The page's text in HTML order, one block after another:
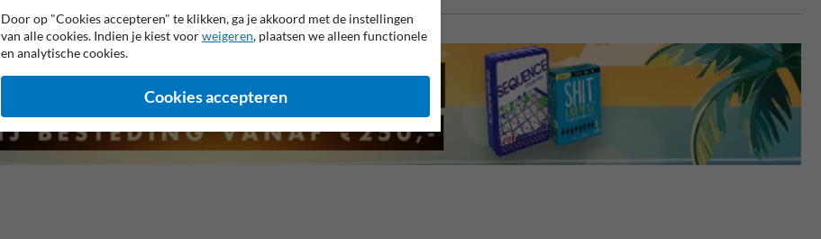
Door op "Cookies accepteren" te klikken, ga je akkoord met de instellingen
van alle cookies. Indien je kiest voorweigeren, plaatsen we alleen functionele
en analytische cookies.
Cookies accepteren